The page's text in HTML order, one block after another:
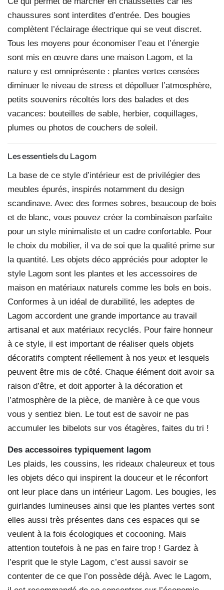
chaussures sont interdites d’entrée. Des bougies
complètent l’éclairage électrique qui se veut discret.
Tous les moyens pour économiser l’eau et l’énergie
sont mis en œuvre dans une maison Lagom, et la
nature y est omniprésente : plantes vertes censées
diminuer le niveau de stress et dépolluer l’atmosphère,
petits souvenirs récoltés lors des balades et des
vacances: bouteilles de sable, herbier, coquillages,
plumes ou photos de couchers de soleil.
Les essentiels du Lagom
La base de ce style d’intérieur est de privilégier des
meubles épurés, inspirés notamment du design
scandinave. Avec des formes sobres, beaucoup de bois
et de blanc, vous pouvez créer la combinaison parfaite
pour un style minimaliste et un cadre confortable. Pour
le choix du mobilier, il va de soi que la qualité prime sur
la quantité. Les objets déco appréciés pour adopter le
style Lagom sont les plantes et les accessoires de
maison en matériaux naturels comme les bols en bois.
Conformes à un idéal de durabilité, les adeptes de
Lagom accordent une grande importance au travail
artisanal et aux matériaux recyclés. Pour faire honneur
à ce style, il est important de réaliser quels objets
décoratifs comptent réellement à nos yeux et lesquels
peuvent être mis de côté. Chaque élément doit avoir sa
raison d’être, et doit apporter à la décoration et
l’atmosphère de la pièce, de manière à ce que vous
vous y sentiez bien. Le tout est de savoir ne pas
accumuler les bibelots sur vos étagères, faites du tri !
Des accessoires typiquement lagom
Les plaids, les coussins, les rideaux chaleureux et tous
les objets déco qui inspirent la douceur et le réconfort
ont leur place dans un intérieur Lagom. Les bougies, les
guirlandes lumineuses ainsi que les plantes vertes sont
elles aussi très présentes dans ces espaces qui se
veulent à la fois écologiques et cocooning. Mais
attention toutefois à ne pas en faire trop ! Gardez à
l’esprit que le style Lagom, c’est aussi savoir se
contenter de ce que l’on possède déjà. Avec le Lagom,